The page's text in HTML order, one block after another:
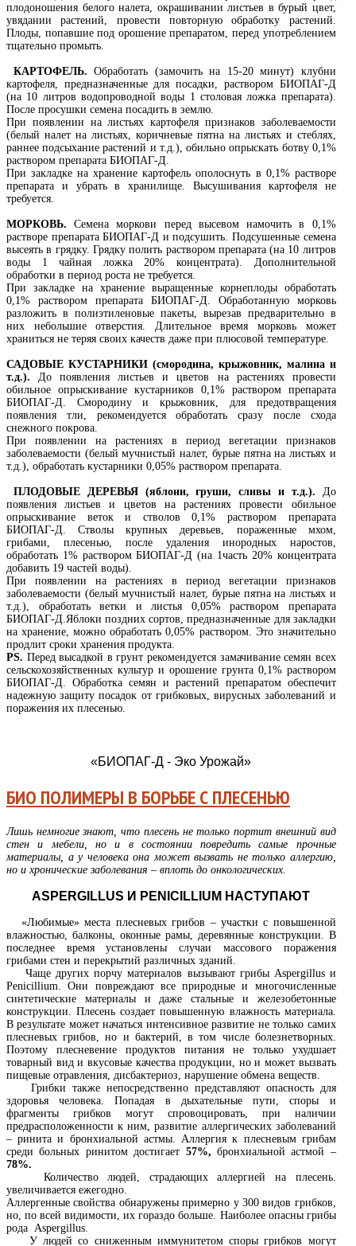
плодоношения белого налета, окрашивании листьев в бурый цвет,
увядании растений, провести повторную обработку растений.
Плоды, попавшие под орошение препаратом, перед употреблением
тщательно промыть.
КАРТОФЕЛЬ.Обработать (замочить на 15-20 минут) клубни
картофеля, предназначенные для посадки, раствором БИОПАГ-Д
(на 10 литров водопроводной воды 1 столовая ложка препарата).
После просушки семена посадить в землю.
При появлении на листьях картофеля признаков заболеваемости
(белый налет на листьях, коричневые пятна на листьях и стеблях,
раннее подсыхание растений и т.д.), обильно опрыскать ботву 0,1%
раствором препарата БИОПАГ-Д.
При закладке на хранение картофель ополоснуть в 0,1% растворе
препарата и убрать в хранилище. Высушивания картофеля не
требуется.
МОРКОВЬ.Семена моркови перед высевом намочить в 0,1%
растворе препарата БИОПАГ-Д и подсушить. Подсушенные семена
высеять в грядку. Грядку полить раствором препарата (на 10 литров
воды 1 чайная ложка 20% концентрата). Дополнительной
обработки в период роста не требуется.
При закладке на хранение выращенные корнеплоды обработать
0,1% раствором препарата БИОПАГ-Д. Обработанную морковь
разложить в полиэтиленовые пакеты, вырезав предварительно в
них небольшие отверстия. Длительное время морковь может
храниться не теряя своих качеств даже при плюсовой температуре.
САДОВЫЕ КУСТАРНИКИ (смородина, крыжовник, малина и
т.д.).
До появления листьев и цветов на растениях провести
обильное опрыскивание кустарников 0,1% раствором препарата
БИОПАГ-Д. Смородину и крыжовник, для предотвращения
появления тли, рекомендуется обработать сразу после схода
снежного покрова.
При появлении на растениях в период вегетации признаков
заболеваемости (белый мучнистый налет, бурые пятна на листьях и
т.д.), обработать кустарники 0,05% раствором препарата.
ПЛОДОВЫЕ ДЕРЕВЬЯ (яблони, груши, сливы и т.д.).
До
появления листьев и цветов на растениях провести обильное
опрыскивание веток и стволов 0,1% раствором препарата
БИОПАГ-Д. Стволы крупных деревьев, пораженные мхом,
грибами, плесенью, после удаления инородных наростов,
обработать 1% раствором БИОПАГ-Д (на 1часть 20% концентрата
добавить 19 частей воды).
При появлении на растениях в период вегетации признаков
заболеваемости (белый мучнистый налет, бурые пятна на листьях и
т.д.), обработать ветки и листья 0,05% раствором препарата
БИОПАГ-Д.Яблоки поздних сортов, предназначенные для закладки
на хранение, можно обработать 0,05% раствором. Это значительно
продлит сроки хранения продукта.
PS. Перед высадкой в грунт рекомендуется замачивание семян всех
сельскохозяйственных культур и орошение грунта 0,1% раствором
БИОПАГ-Д. Обработка семян и растений препаратом обеспечит
надежную защиту посадок от грибковых, вирусных заболеваний и
поражения их плесенью.
«БИОПАГ-Д - Эко Урожай»
БИО ПОЛИМЕРЫ В БОРЬБЕ С ПЛЕСЕНЬЮ
Лишь немногие знают, что плесень не только портит внешний вид
стен и мебели, но и в состоянии повредить самые прочные
материалы, а у человека она может вызвать не только аллергию,
но и хронические заболевания – вплоть до онкологических.
ASPERGILLUS И PENICILLIUM НАСТУПАЮТ
«Любимые» места плесневых грибов – участки с повышенной
влажностью, балконы, оконные рамы, деревянные конструкции. В
последнее время установлены случаи массового поражения
грибами стен и перекрытий различных зданий.
Чаще других порчу материалов вызывают грибы Aspergillus и
Penicillium. Они повреждают все природные и многочисленные
синтетические материалы и даже стальные и железобетонные
конструкции. Плесень создает повышенную влажность материала.
В результате может начаться интенсивное развитие не только самих
плесневых грибов, но и бактерий, в том числе болезнетворных.
Поэтому плесневение продуктов питания не только ухудшает
товарный вид и вкусовые качества продукции, но и может вызвать
пищевые отравления, дисбактериоз, нарушение обмена веществ.
Грибки также непосредственно представляют опасность для
здоровья человека. Попадая в дыхательные пути, споры и
фрагменты грибков могут спровоцировать, при наличии
предрасположенности к ним, развитие аллергических заболеваний
– ринита и бронхиальной астмы. Аллергия к плесневым грибам
среди больных ринитом достигает 57%, бронхиальной астмой –
78%.
Количество людей, страдающих аллергией на плесень.
увеличивается ежегодно.
Аллергенные свойства обнаружены примерно у 300 видов грибков,
но, по всей видимости, их гораздо больше. Наиболее опасны грибы
рода Aspergillus.
У людей со сниженным иммунитетом споры грибков могут